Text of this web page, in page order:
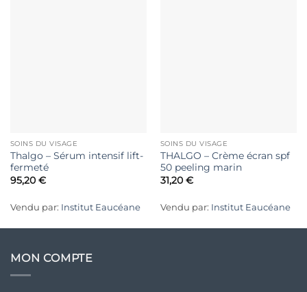
SOINS DU VISAGE
Thalgo – Sérum intensif lift-
fermeté
95,20 €
Vendu par: Institut Eaucéane
SOINS DU VISAGE
THALGO – Crème écran spf
50 peeling marin
31,20 €
Vendu par: Institut Eaucéane
MON COMPTE